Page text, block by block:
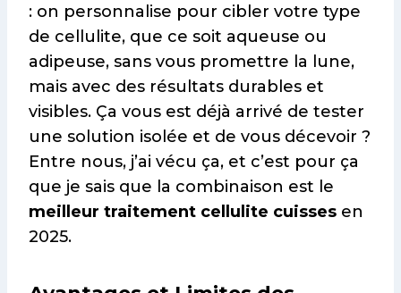
: on personnalise pour cibler votre type
de cellulite, que ce soit aqueuse ou
adipeuse, sans vous promettre la lune,
mais avec des résultats durables et
visibles. Ça vous est déjà arrivé de tester
une solution isolée et de vous décevoir ?
Entre nous, j’ai vécu ça, et c’est pour ça
que je sais que la combinaison est le
meilleur traitement cellulite cuisses en
2025.